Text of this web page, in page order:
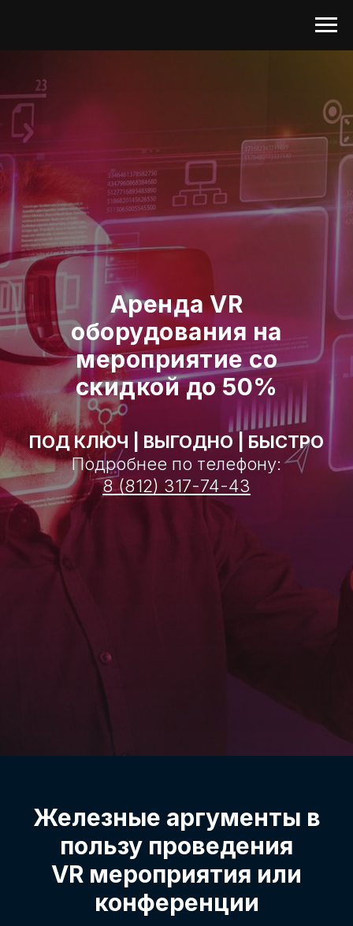
АрендаVR
оборудования на
мероприятие со
скидкой до 50%
ПОД КЛЮЧ | ВЫГОДНО | БЫСТРО
Подробнее по телефону:
8 (812) 317-74-43
Железные аргументы в
пользу проведения
VR мероприятия или
конференции